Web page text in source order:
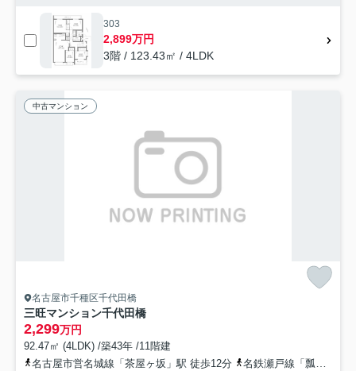
303
2,899万円
3階 / 123.43㎡ / 4LDK
中古マンション
名古屋市千種区千代田橋
三旺マンション千代田橋
2,299万円
92.47㎡ (4LDK) /築43年 /11階建
名古屋市営名城線「茶屋ヶ坂」駅 徒歩12分
名鉄瀬戸線「瓢箪山」駅 徒歩17分